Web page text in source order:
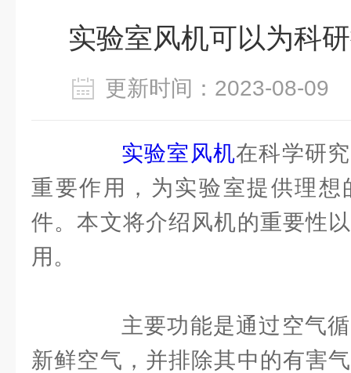
实验室风机可以为科
更新时间：2023-08-
实验室风机在科学研
重要作用，为实验室提供理想
件。本文将介绍风机的重要性
用。
主要功能是通过空气循
新鲜空气，并排除其中的有害